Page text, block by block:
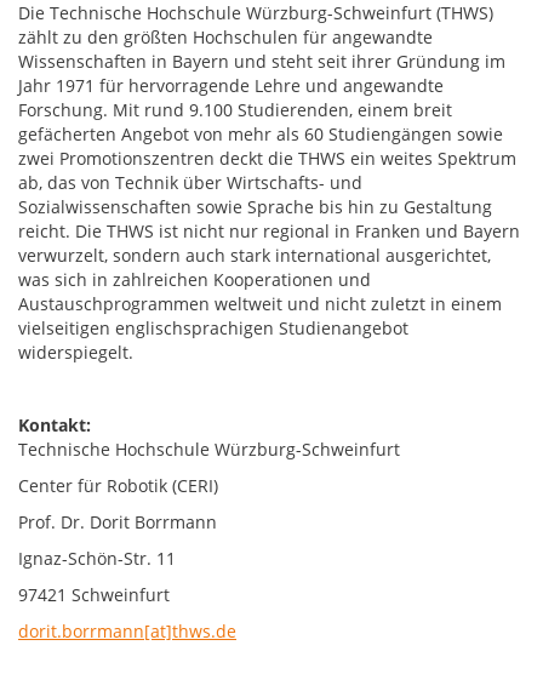
Die Technische Hochschule Würzburg-Schweinfurt (THWS)
zählt zu den größten Hochschulen für angewandte
Wissenschaften in Bayern und steht seit ihrer Gründung im
Jahr 1971 für hervorragende Lehre und angewandte
Forschung. Mit rund 9.100 Studierenden, einem breit
gefächerten Angebot von mehr als 60 Studiengängen sowie
zwei Promotionszentren deckt die THWS ein weites Spektrum
ab, das von Technik über Wirtschafts- und
Sozialwissenschaften sowie Sprache bis hin zu Gestaltung
reicht. Die THWS ist nicht nur regional in Franken und Bayern
verwurzelt, sondern auch stark international ausgerichtet,
was sich in zahlreichen Kooperationen und
Austauschprogrammen weltweit und nicht zuletzt in einem
vielseitigen englischsprachigen Studienangebot
widerspiegelt.
Kontakt:
Technische Hochschule Würzburg-Schweinfurt
Center für Robotik (CERI)
Prof. Dr. Dorit Borrmann
Ignaz-Schön-Str. 11
97421 Schweinfurt
dorit.borrmann[at]thws.de